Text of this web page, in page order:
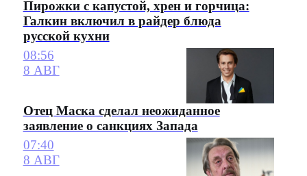
Пирожки с капустой, хрен и горчица:
Галкин включил в райдер блюда
русской кухни
08:56
8 АВГ
Отец Маска сделал неожиданное
заявление о санкциях Запада
07:40
8 АВГ